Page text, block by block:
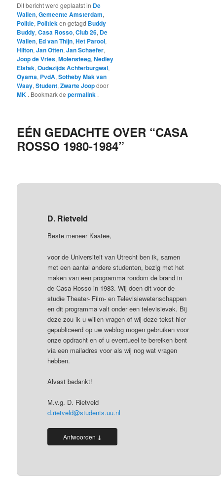
Dit bericht werd geplaatst in De
Wallen,Gemeente Amsterdam,
Politie, Politieken getagd Buddy
Buddy,Casa Rosso,Club 26, De
Wallen, Ed van Thijn,Het Parool,
Hilton,Jan Otten,Jan Schaefer,
Joop de Vries,Molensteeg,Nedley
Elstak,Oudezijds Achterburgwal,
Oyama, PvdA,Sotheby Mak van
Waay,Student,Zwarte Joopdoor
MK . Bookmark depermalink .
EÉN GEDACHTE OVER “CASA
ROSSO 1980-1984”
D. Rietveld
Beste meneer Kaatee,
voor de Universiteit van Utrecht ben ik, samen
met een aantal andere studenten, bezig met het
maken van een programma rondom de brand in
de Casa Rosso in 1983. Wij doen dit voor de
studie Theater- Film- en Televisiewetenschappen
en dit programma valt onder een televisievak. Bij
deze zou ik u willen vragen of wij deze tekst hier
gepubliceerd op uw weblog mogen gebruiken voor
onze opdracht en of u eventueel te bereiken bent
via een mailadres voor als wij nog wat vragen
hebben.
Alvast bedankt!
M.v.g. D. Rietveld
d.rietveld@students.uu.nl
Antwoorden ↓